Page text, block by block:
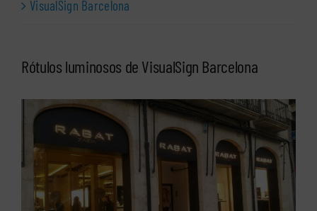
VisualSign Barcelona
Rótulos luminosos de VisualSign Barcelona